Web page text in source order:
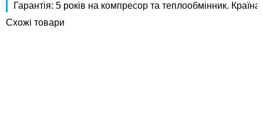
Гарантія: 5 років на компресор та теплообмінник.
Схожі товари